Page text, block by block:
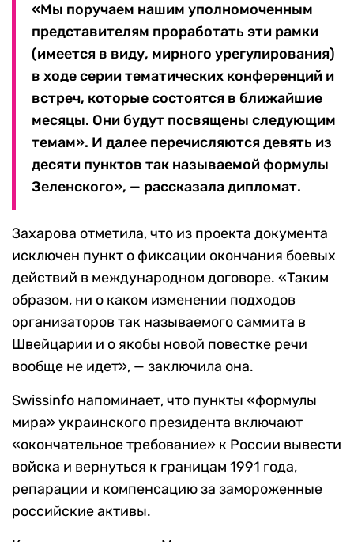
«Мы поручаем нашим уполномоченным
представителям проработать эти рамки
(имеется в виду, мирного урегулирования)
в ходе серии тематических конференций и
встреч, которые состоятся в ближайшие
месяцы. Они будут посвящены следующим
темам». И далее перечисляются девять из
десяти пунктов так называемой формулы
Зеленского», — рассказала дипломат.
Захарова отметила, что из проекта документа
исключен пункт о фиксации окончания боевых
действий в международном договоре. «Таким
образом, ни о каком изменении подходов
организаторов так называемого саммита в
Швейцарии и о якобы новой повестке речи
вообще не идет», — заключила она.
Swissinfo напоминает, что пункты «формулы
мира» украинского президента включают
«окончательное требование» к России вывести
войска и вернуться к границам 1991 года,
репарации и компенсацию за замороженные
российские активы.